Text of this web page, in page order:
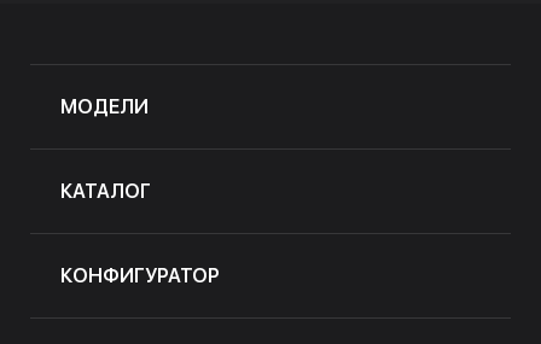
МОДЕЛИ
КАТАЛОГ
КОНФИГУРАТОР